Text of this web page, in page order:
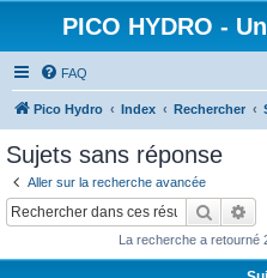
PICO HYDRO -
FAQ
Pico Hydro Index Rechercher
Sujets sans réponse
Aller sur la recherche avancée
La recherche a retourné